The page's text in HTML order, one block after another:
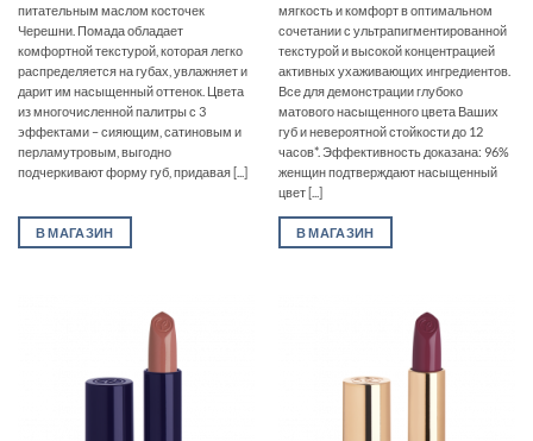
питательным маслом косточек
Черешни. Помада обладает
комфортной текстурой, которая легко
распределяется на губах, увлажняет и
дарит им насыщенный оттенок. Цвета
из многочисленной палитры с 3
эффектами – сияющим, сатиновым и
перламутровым, выгодно
подчеркивают форму губ, придавая [...]
В МАГАЗИН
мягкость и комфорт в оптимальном
сочетании с ультрапигментированной
текстурой и высокой концентрацией
активных ухаживающих ингредиентов.
Все для демонстрации глубоко
матового насыщенного цвета Ваших
губ и невероятной стойкости до 12
часов*. Эффективность доказана: 96%
женщин подтверждают насыщенный
цвет [...]
В МАГАЗИН